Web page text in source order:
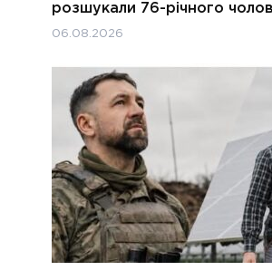
розшукали 76-річного
06.08.2026